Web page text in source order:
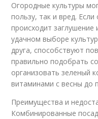
Огородные культуры
пользу, так и вред.
происходит
удачном выборе
друга, способствуют
правильно подобрать
организовать зеленый
витаминами с весны до
Преимущества и
Комбинированные